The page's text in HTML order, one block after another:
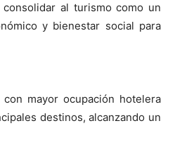
al turismo como un
y bienestar social para
mayor ocupación hotelera
destinos, alcanzando un